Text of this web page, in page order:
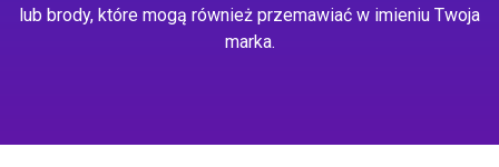
lub brody, które mogą również przemawiać w imieniu Twoja
marka.